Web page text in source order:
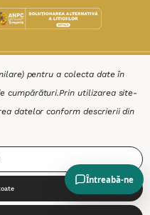
pentru a colecta date în
cumpărături.Prin utilizarea site-
datelor conform descrierii din